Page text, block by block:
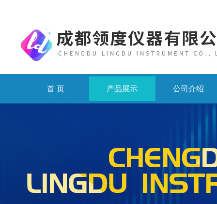
首 页 产品展示 公司介绍